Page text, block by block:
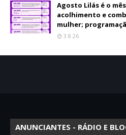
Agosto Lilás é o
acolhimento e
mulher;
3.8.26
ANUNCIANTES - RÁDIO E